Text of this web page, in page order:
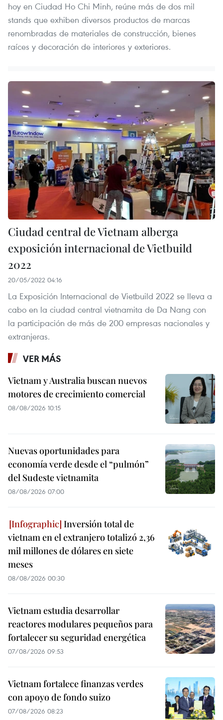
hoy en Ciudad Ho Chi Minh, reúne más de dos mil
stands que exhiben diversos productos de marcas
renombradas de materiales de construcción, bienes
raíces y decoración de interiores y exteriores.
Ciudad central de Vietnam alberga
exposición internacional de Vietbuild
2022
20/05/2022 04:16
La Exposición Internacional de Vietbuild 2022 se lleva a
cabo en la ciudad central vietnamita de Da Nang con
la participación de más de 200 empresas nacionales y
extranjeras.
VER MÁS
Vietnam y Australia buscan nuevos
motores de crecimiento comercial
08/08/2026 10:15
Nuevas oportunidades para
economía verde desde el “pulmón”
del Sudeste vietnamita
08/08/2026 07:00
Inversión total de
vietnam en el extranjero totalizó 2,36
mil millones de dólares en siete
meses
08/08/2026 00:30
Vietnam estudia desarrollar
reactores modulares pequeños para
fortalecer su seguridad energética
07/08/2026 09:53
Vietnam fortalece finanzas verdes
con apoyo de fondo suizo
07/08/2026 08:23